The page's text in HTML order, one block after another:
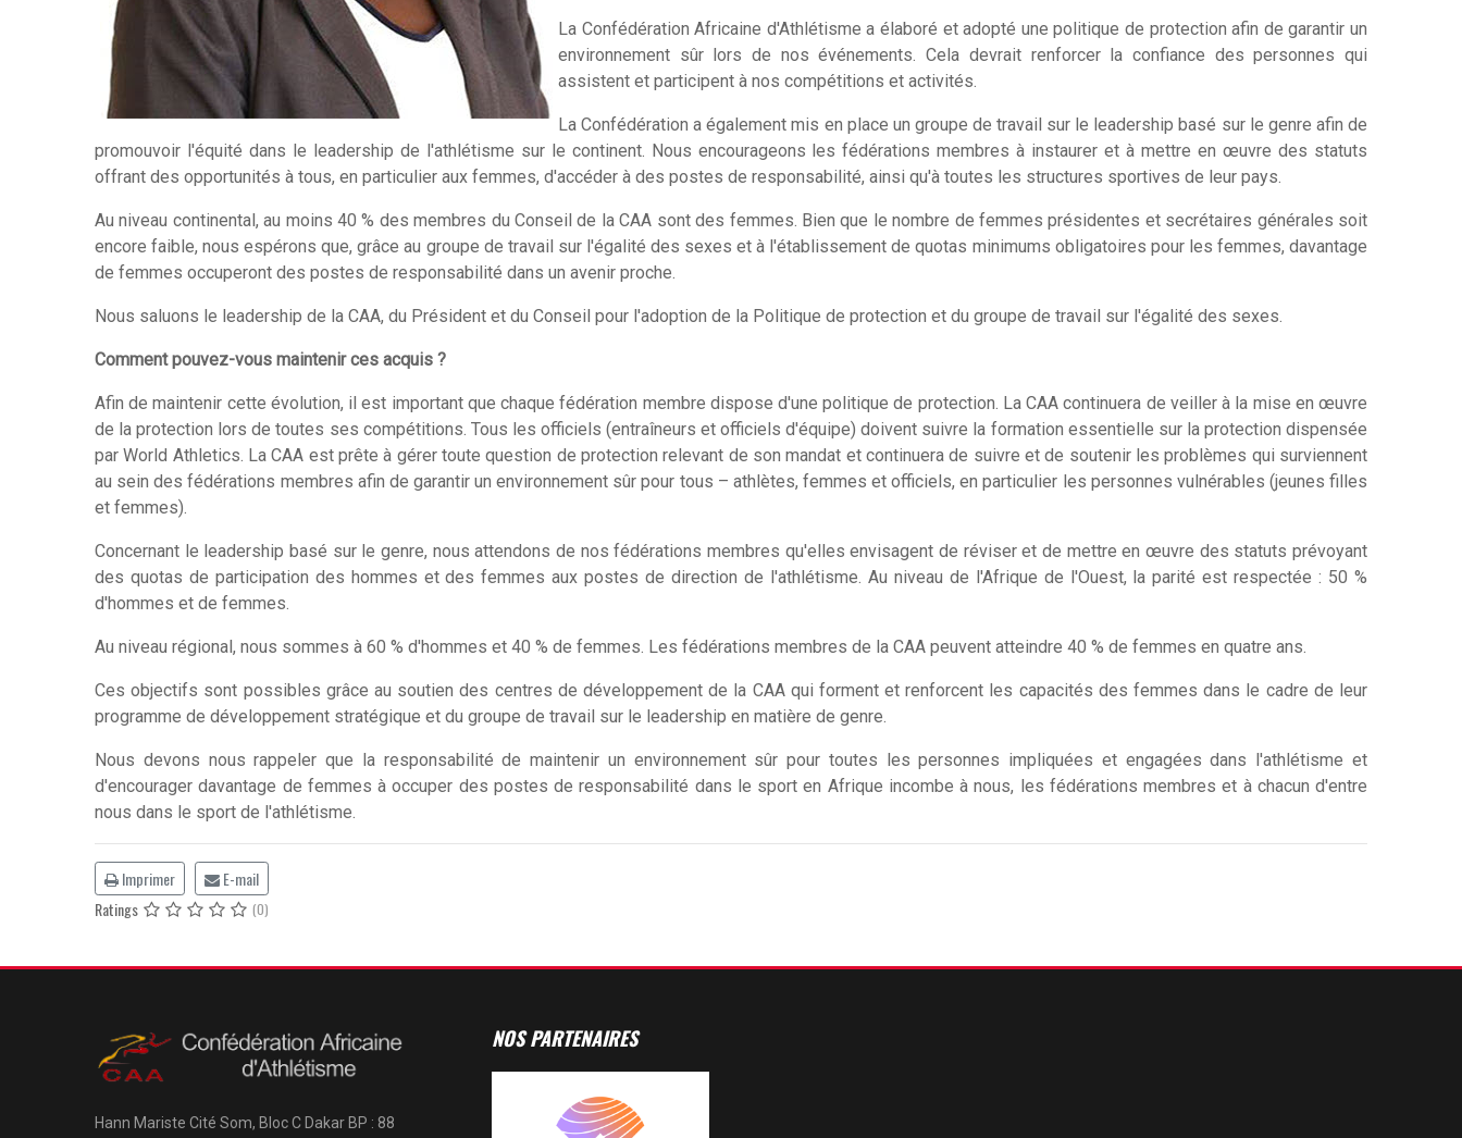
La Confédération Africaine d'Athlétisme a élaboré et adopté une politique de protection afin de garantir un
environnement sûr lors de nos événements. Cela devrait renforcer la confiance des personnes qui
assistent et participent à nos compétitions et activités.
La Confédération a également mis en place un groupe de travail sur le leadership basé sur le genre afin de
promouvoir l'équité dans le leadership de l'athlétisme sur le continent. Nous encourageons les fédérations membres à instaurer et à mettre en œuvre des statuts
offrant des opportunités à tous, en particulier aux femmes, d'accéder à des postes de responsabilité, ainsi qu'à toutes les structures sportives de leur pays.
Au niveau continental, au moins 40 % des membres du Conseil de la CAA sont des femmes. Bien que le nombre de femmes présidentes et secrétaires générales soit
encore faible, nous espérons que, grâce au groupe de travail sur l'égalité des sexes et à l'établissement de quotas minimums obligatoires pour les femmes, davantage
de femmes occuperont des postes de responsabilité dans un avenir proche.
Nous saluons le leadership de la CAA, du Président et du Conseil pour l'adoption de la Politique de protection et du groupe de travail sur l'égalité des sexes.
Comment pouvez-vous maintenir ces acquis ?
Afin de maintenir cette évolution, il est important que chaque fédération membre dispose d'une politique de protection. La CAA continuera de veiller à la mise en œuvre
de la protection lors de toutes ses compétitions. Tous les officiels (entraîneurs et officiels d'équipe) doivent suivre la formation essentielle sur la protection dispensée
par World Athletics. La CAA est prête à gérer toute question de protection relevant de son mandat et continuera de suivre et de soutenir les problèmes qui surviennent
au sein des fédérations membres afin de garantir un environnement sûr pour tous – athlètes, femmes et officiels, en particulier les personnes vulnérables (jeunes filles
et femmes).
Concernant le leadership basé sur le genre, nous attendons de nos fédérations membres qu'elles envisagent de réviser et de mettre en œuvre des statuts prévoyant
des quotas de participation des hommes et des femmes aux postes de direction de l'athlétisme. Au niveau de l'Afrique de l'Ouest, la parité est respectée : 50 %
d'hommes et de femmes.
Au niveau régional, nous sommes à 60 % d'hommes et 40 % de femmes. Les fédérations membres de la CAA peuvent atteindre 40 % de femmes en quatre ans.
Ces objectifs sont possibles grâce au soutien des centres de développement de la CAA qui forment et renforcent les capacités des femmes dans le cadre de leur
programme de développement stratégique et du groupe de travail sur le leadership en matière de genre.
Nous devons nous rappeler que la responsabilité de maintenir un environnement sûr pour toutes les personnes impliquées et engagées dans l'athlétisme et
d'encourager davantage de femmes à occuper des postes de responsabilité dans le sport en Afrique incombe à nous, les fédérations membres et à chacun d'entre
nous dans le sport de l'athlétisme.
Imprimer
E-mail
Ratings
(0)
Hann Mariste Cité Som, Bloc C Dakar BP : 88
NOS PARTENAIRES